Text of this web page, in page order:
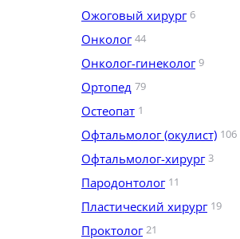
Ожоговый хирург 6
Онколог 44
Онколог-гинеколог 9
Ортопед 79
Остеопат 1
Офтальмолог (окулист) 106
Офтальмолог-хирург 3
Пародонтолог 11
Пластический хирург 19
Проктолог 21